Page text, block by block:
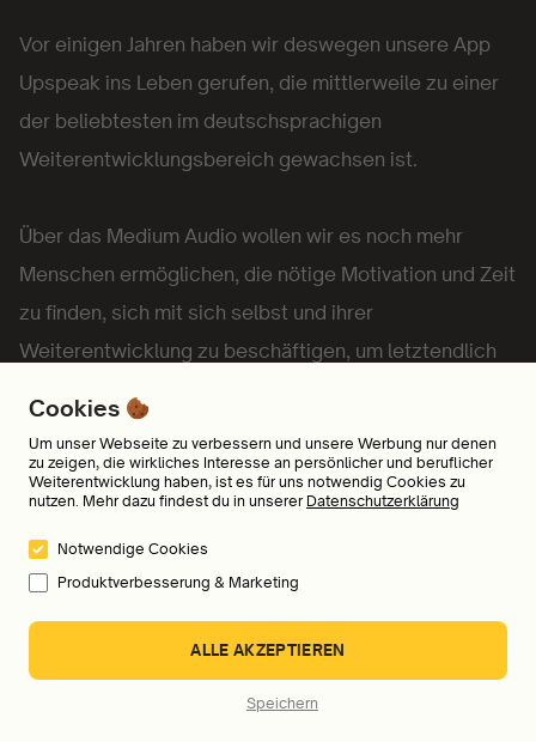
Vor einigen Jahren haben wir deswegen unsere App
Upspeak ins Leben gerufen, die mittlerweile zu einer
der beliebtesten im deutschsprachigen
Weiterentwicklungsbereich gewachsen ist.
Über das Medium Audio wollen wir es noch mehr
Menschen ermöglichen, die nötige Motivation und Zeit
zu finden, sich mit sich selbst und ihrer
Weiterentwicklung zu beschäftigen, um letztendlich
glücklicher zu werden.
Wir freuen uns, wenn auch du Lust hast, Teil unserer
Mission zu werden und etwas für dich tun möchtest.
Cookies
Um unser Webseite zu verbessern und unsere Werbung nur denen
zu zeigen, die wirkliches Interesse an persönlicher und beruflicher
Weiterentwicklung haben, ist es für uns notwendig Cookies zu
nutzen. Mehr dazu findest du in unserer Datenschutzerklärung
Notwendige Cookies
Produktverbesserung & Marketing
ALLE AKZEPTIEREN
Speichern